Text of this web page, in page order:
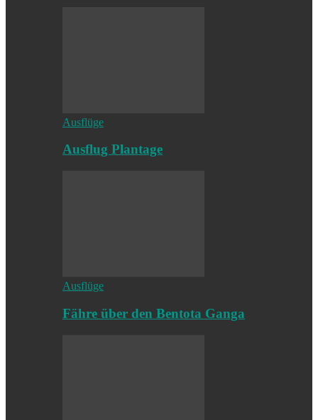
Ausflüge
Ausflug Plantage
Ausflüge
Fähre über den Bentota Ganga